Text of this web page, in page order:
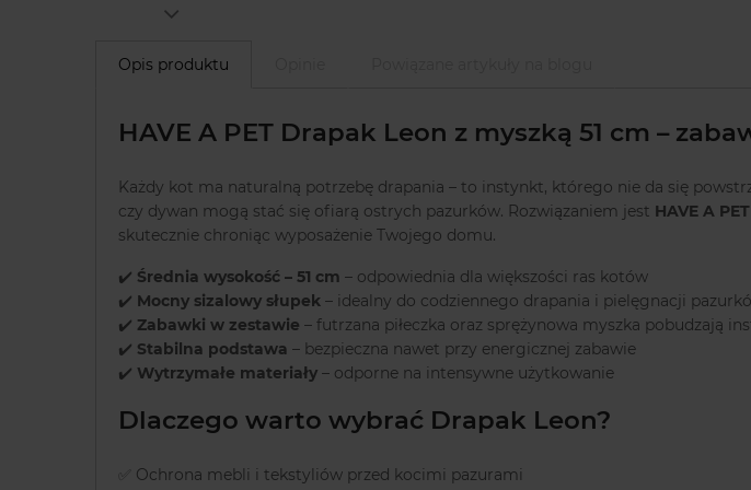
Opis produktu
HAVE A PET Drapak Leon z myszką 51 cm –
Każdy kot ma naturalną potrzebę drapania – to instynkt, którego nie da się
czy dywan mogą stać się ofiarą ostrych pazurków. Rozwiązaniem jest HAVE A
skutecznie chroniąc wyposażenie Twojego domu.
✔️ Średnia wysokość – 51 cm – odpowiednia dla większości ras kotów
✔️ Mocny sizalowy słupek – idealny do codziennego drapania i pielęgnacji
✔️ Zabawki w zestawie – futrzana piłeczka oraz sprężynowa myszka pobudzają
✔️ Stabilna podstawa – bezpieczna nawet przy energicznej zabawie
✔️ Wytrzymałe materiały – odporne na intensywne użytkowanie
Dlaczego warto wybrać Drapak Leon?
✅ Ochrona mebli i tekstyliów przed kocimi pazurami